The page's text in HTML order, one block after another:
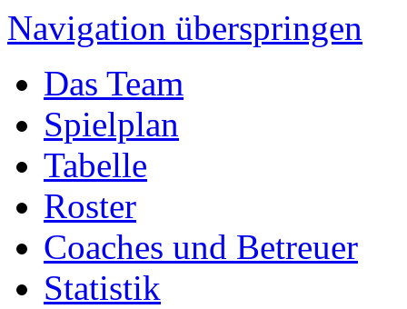
Navigation überspringen
Das Team
Spielplan
Tabelle
Roster
Coaches und Betreuer
Statistik